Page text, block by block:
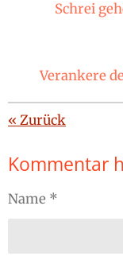
Schrei
Verankere
« Zurück
Kommentar
Name *